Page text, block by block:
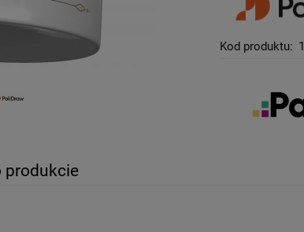
Kod produktu:
produkcie